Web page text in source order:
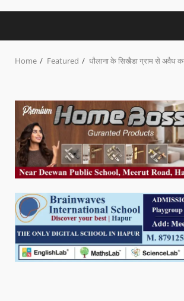
Home Featured धौलाना के सिखैडा ग्राम से अवैध